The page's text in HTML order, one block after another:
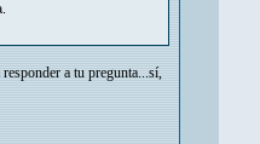
a tu pregunta...sí,